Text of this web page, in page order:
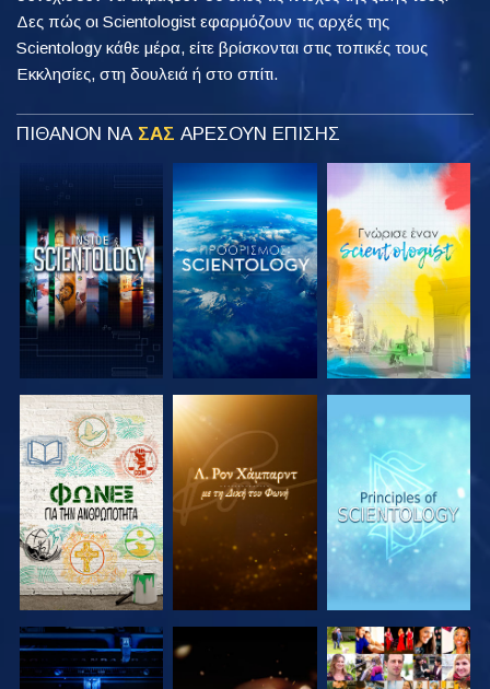
Δες πώς οι Scientologist εφαρμόζουν τις αρχές της
Scientology κάθε μέρα, είτε βρίσκονται στις τοπικές τους
Εκκλησίες, στη δουλειά ή στο σπίτι.
ΠΙΘΑΝΟΝ ΝΑ ΣΑΣ ΑΡΕΣΟΥΝ ΕΠΙΣΗΣ
ΕΞΕΡΕΥΝΗΣΤΕ
ΤΗ ΣΕΙΡΑ
ΕΞΕΡΕΥΝΗΣΤΕ
ΤΗ ΣΕΙΡΑ
ΕΞΕΡΕΥΝΗΣΤΕ
ΤΗ ΣΕΙΡΑ